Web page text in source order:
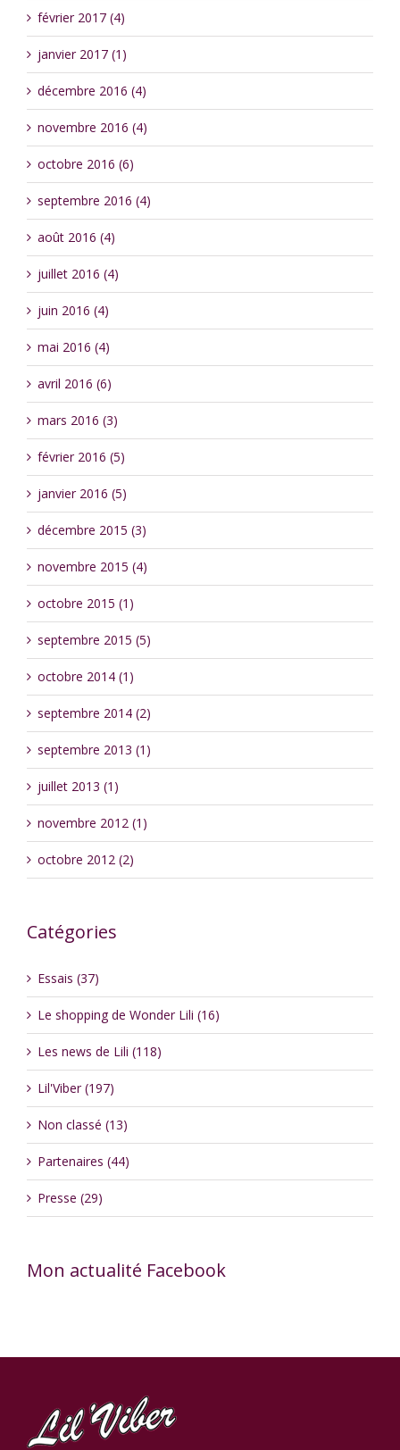
février 2017 (4)
janvier 2017 (1)
décembre 2016 (4)
novembre 2016 (4)
octobre 2016 (6)
septembre 2016 (4)
août 2016 (4)
juillet 2016 (4)
juin 2016 (4)
mai 2016 (4)
avril 2016 (6)
mars 2016 (3)
février 2016 (5)
janvier 2016 (5)
décembre 2015 (3)
novembre 2015 (4)
octobre 2015 (1)
septembre 2015 (5)
octobre 2014 (1)
septembre 2014 (2)
septembre 2013 (1)
juillet 2013 (1)
novembre 2012 (1)
octobre 2012 (2)
Catégories
Essais (37)
Le shopping de Wonder Lili (16)
Les news de Lili (118)
Lil'Viber (197)
Non classé (13)
Partenaires (44)
Presse (29)
Mon actualité Facebook